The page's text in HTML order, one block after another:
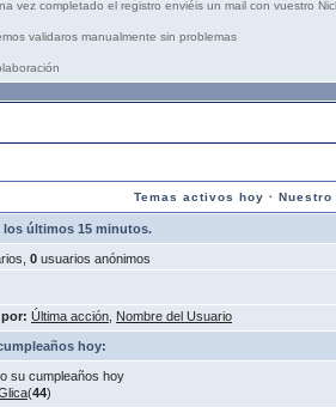
vez completado el registro enviéis un mail con vuestro
validaros manualmente sin problemas
Temas activos hoy · Nuestro
los últimos 15 minutos.
0 usuarios anónimos
Última acción Nombre del Usuario
hoy:
su cumpleaños hoy
(44)